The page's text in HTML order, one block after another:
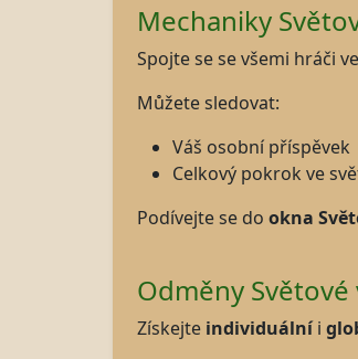
Mechaniky
Spojte se se všemi hráči
Můžete sledovat:
Váš osobní příspěvek
Celkový pokrok ve
Podívejte se do okna
Odměny Světové
Získejte individuálníi